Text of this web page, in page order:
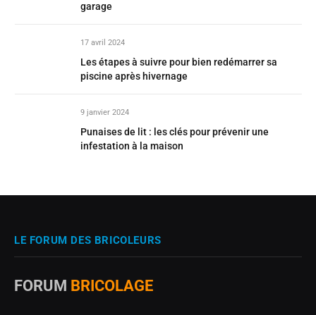
garage
17 avril 2024
Les étapes à suivre pour bien redémarrer sa
piscine après hivernage
9 janvier 2024
Punaises de lit : les clés pour prévenir une
infestation à la maison
LE FORUM DES BRICOLEURS
FORUM BRICOLAGE